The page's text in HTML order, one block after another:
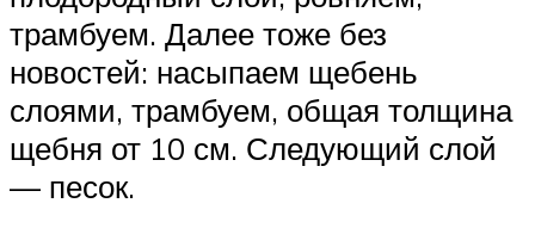
трамбуем. Далее тоже без
новостей: насыпаем щебень
слоями, трамбуем, общая толщина
щебня от 10 см. Следующий слой
— песок.